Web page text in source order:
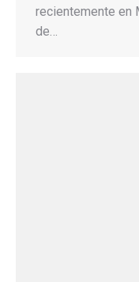
recientemente en
de…